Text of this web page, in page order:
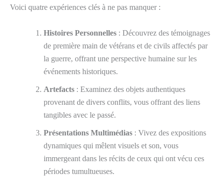
Voici quatre expériences clés à ne pas manquer :
Histoires Personnelles : Découvrez des témoignages
de première main de vétérans et de civils affectés par
la guerre, offrant une perspective humaine sur les
événements historiques.
Artefacts : Examinez des objets authentiques
provenant de divers conflits, vous offrant des liens
tangibles avec le passé.
Présentations Multimédias : Vivez des expositions
dynamiques qui mêlent visuels et son, vous
immergeant dans les récits de ceux qui ont vécu ces
périodes tumultueuses.